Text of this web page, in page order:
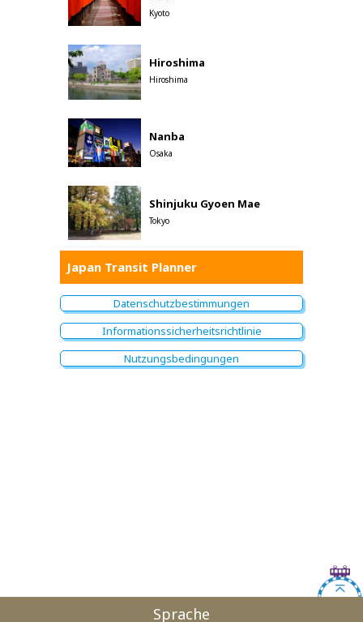
Kyoto
Hiroshima
Hiroshima
Nanba
Osaka
Shinjuku Gyoen Mae
Tokyo
Japan Transit Planner
Datenschutzbestimmungen
Informationssicherheitsrichtlinie
Nutzungsbedingungen
Sprache